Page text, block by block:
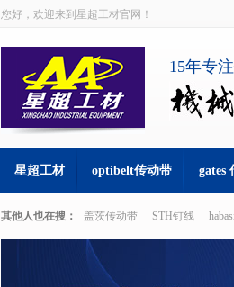
您好，欢迎来到星超工材官网！
15年专注
星超工材 optibelt传动带 gates
其他人也在搜： 盖茨传动带 STH钉线